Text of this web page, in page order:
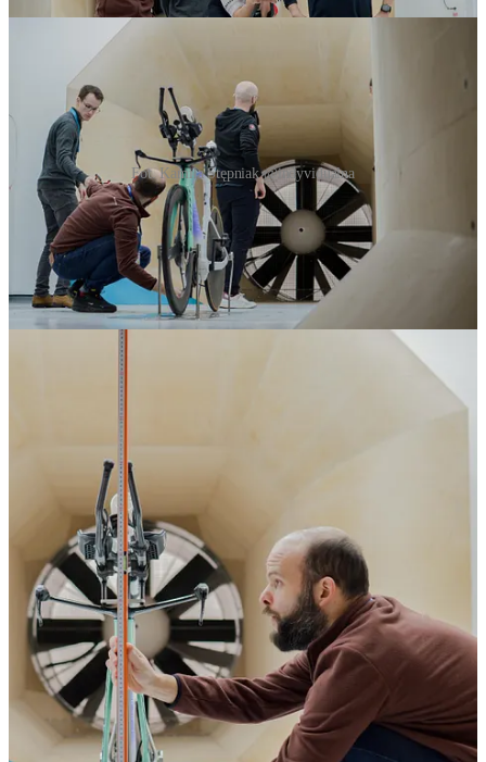
Fot. Kamila Stępniak @indyvidualna
Po więcej zdjęć zapraszamy na: